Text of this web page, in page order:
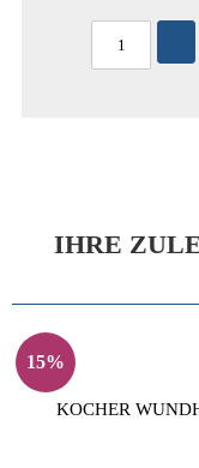
IHRE
15%
KOCHER